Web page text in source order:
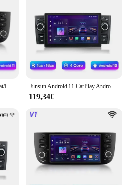
Junsun Car Radio Player per Fiat/Linea/Punto evo 2012-2015 Multimedia navigazione GPS autoradio Android 11 Carplay DAB + supporto Junsun Android 11 CarPlay Android Auto Radio per Fiat Grande Punto Linea 2007-2012 GPS Car Multimedia 2din autoradio
119,34€